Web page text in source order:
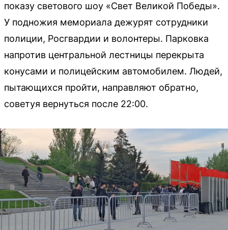
показу светового шоу «Свет Великой Победы».
У подножия мемориала дежурят сотрудники
полиции, Росгвардии и волонтеры. Парковка
напротив центральной лестницы перекрыта
конусами и полицейским автомобилем. Людей,
пытающихся пройти, направляют обратно,
советуя вернуться после 22:00.